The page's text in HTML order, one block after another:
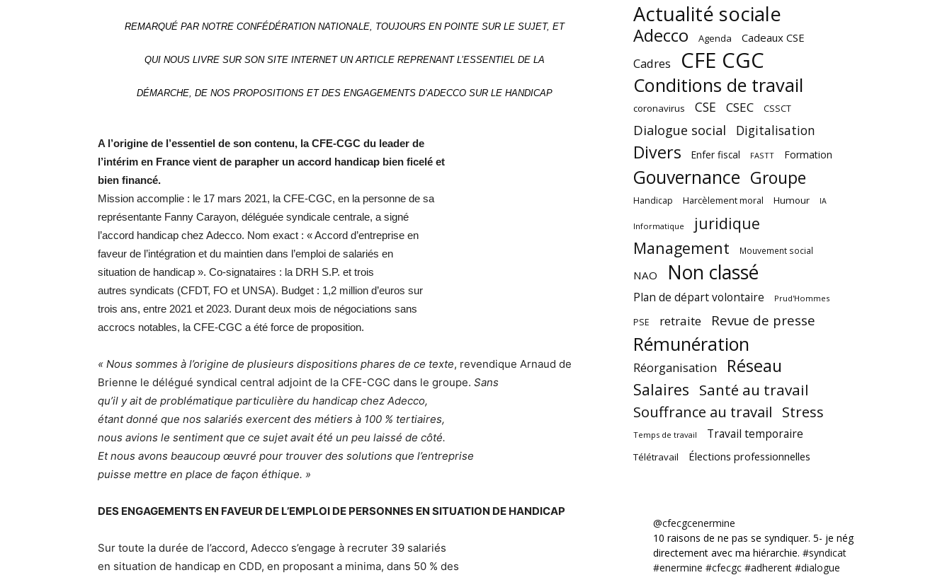
REMARQUÉ PAR NOTRE CONFÉDÉRATION NATIONALE, TOUJOURS EN POINTE SUR LE SUJET, ET
QUI NOUS LIVRE SUR SON SITE INTERNET UN ARTICLE REPRENANT L’ESSENTIEL DE LA
DÉMARCHE, DE NOS PROPOSITIONS ET DES ENGAGEMENTS D’ADECCO SUR LE HANDICAP
A l’origine de l’essentiel de son contenu, la CFE-CGC du leader de
l’intérim en France vient de parapher un accord handicap bien ficelé et
bien financé.
Mission accomplie : le 17 mars 2021, la CFE-CGC, en la personne de sa
représentante Fanny Carayon, déléguée syndicale centrale, a signé
l’accord handicap chez Adecco. Nom exact : « Accord d’entreprise en
faveur de l’intégration et du maintien dans l’emploi de salariés en
situation de handicap ». Co-signataires : la DRH S.P. et trois
autres syndicats (CFDT, FO et UNSA). Budget : 1,2 million d’euros sur
trois ans, entre 2021 et 2023. Durant deux mois de négociations sans
accrocs notables, la CFE-CGC a été force de proposition.
« Nous sommes à l’origine de plusieurs dispositions phares de ce texte, revendique Arnaud de
Brienne le délégué syndical central adjoint de la CFE-CGC dans le groupe. Sans
qu’il y ait de problématique particulière du handicap chez Adecco,
étant donné que nos salariés exercent des métiers à 100 % tertiaires,
nous avions le sentiment que ce sujet avait été un peu laissé de côté.
Et nous avons beaucoup œuvré pour trouver des solutions que l’entreprise
puisse mettre en place de façon éthique. »
DES ENGAGEMENTS EN FAVEUR DE L’EMPLOI DE PERSONNES EN SITUATION DE HANDICAP
Sur toute la durée de l’accord, Adecco s’engage à recruter 39 salariés
en situation de handicap en CDD, en proposant a minima, dans 50 % des
Actualité sociale
Adecco Agenda Cadeaux CSE
Cadres CFE CGC
Conditions de travail
coronavirus CSE CSEC CSSCT
Dialogue social Digitalisation
Divers Enfer fiscal FASTT Formation
Gouvernance Groupe
Handicap Harcèlement moral Humour IA
Informatique
juridique
Management
Mouvement social
NAO Non classé
Plan de départ volontaire Prud'Hommes
PSE retraite Revue de presse
Rémunération
Réorganisation Réseau
Salaires Santé au travail
Souffrance au travail Stress
Temps de travail Travail temporaire
Télétravail Élections professionnelles
@cfecgcenermine
10 raisons de ne pas se syndiquer. 5- je négocie
directement avec ma hiérarchie. #syndicat
#enermine #cfecgc #adherent #dialogue